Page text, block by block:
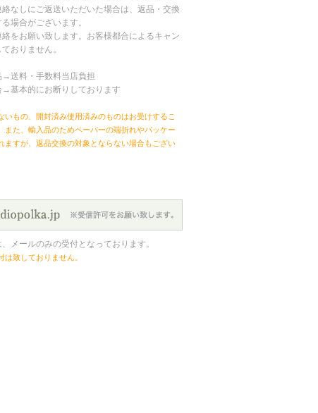
絡なしにご返送いただいた場合は、返品・交換
場合がございます。
をお願い致します。お客様都合によるキャン
おりません。
→送料・手数料当店負担
→基本的にお断りしております
いもの、開封済み使用済みのものはお受けするこ
また、輸入品のためペーパーの端折れやパッケー
ますが、返品交換の対象とならない場合もござい
メールのみの受付となっております。
致しておりません。